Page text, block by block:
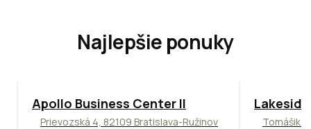
Najlepšie ponuky
TOP NOVINKA ODPORÚČAME
Apollo Business Center II
Prievozská 4, 82109 Bratislava-Ružinov